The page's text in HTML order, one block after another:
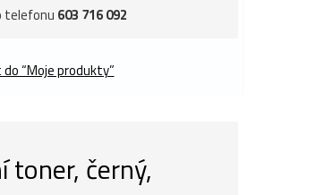
telefonu 603 716 092
“Moje produkty”
černý,